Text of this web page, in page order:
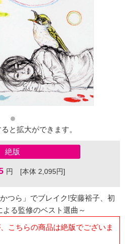
と拡大ができます。
絶版
円 [本体 2,095円]
つら」でブレイク!安藤裕子、初
る監修のベスト選曲～
こちらの商品は絶版でございま